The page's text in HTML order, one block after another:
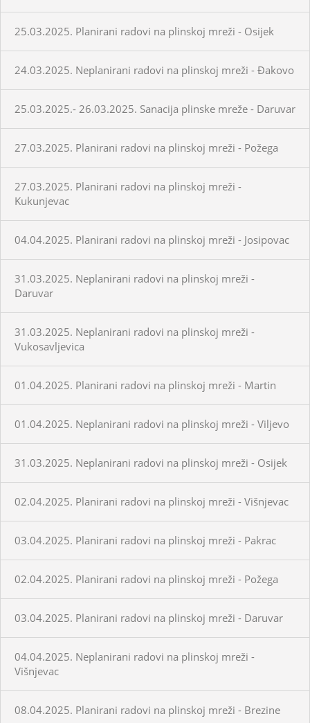
25.03.2025. Planirani radovi na plinskoj mreži - Osijek
24.03.2025. Neplanirani radovi na plinskoj mreži - Đakovo
25.03.2025.- 26.03.2025. Sanacija plinske mreže - Daruvar
27.03.2025. Planirani radovi na plinskoj mreži - Požega
27.03.2025. Planirani radovi na plinskoj mreži -
Kukunjevac
04.04.2025. Planirani radovi na plinskoj mreži - Josipovac
31.03.2025. Neplanirani radovi na plinskoj mreži -
Daruvar
31.03.2025. Neplanirani radovi na plinskoj mreži -
Vukosavljevica
01.04.2025. Planirani radovi na plinskoj mreži - Martin
01.04.2025. Neplanirani radovi na plinskoj mreži - Viljevo
31.03.2025. Neplanirani radovi na plinskoj mreži - Osijek
02.04.2025. Planirani radovi na plinskoj mreži - Višnjevac
03.04.2025. Planirani radovi na plinskoj mreži - Pakrac
02.04.2025. Planirani radovi na plinskoj mreži - Požega
03.04.2025. Planirani radovi na plinskoj mreži - Daruvar
04.04.2025. Neplanirani radovi na plinskoj mreži -
Višnjevac
08.04.2025. Planirani radovi na plinskoj mreži - Brezine